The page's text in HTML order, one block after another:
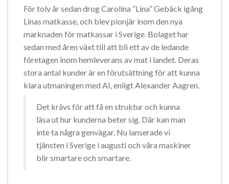
För tolv år sedan drog Carolina ”Lina” Gebäck igång
Linas matkasse, och blev pionjär inom den nya
marknaden för matkassar i Sverige. Bolaget har
sedan med åren växt till att bli ett av de ledande
företagen inom hemleverans av mat i landet. Deras
stora antal kunder är en förutsättning för att kunna
klara utmaningen med AI, enligt Alexander Aagren.
Det krävs för att få en struktur och kunna
läsa ut hur kunderna beter sig. Där kan man
inte ta några genvägar. Nu lanserade vi
tjänsten i Sverige i augusti och våra maskiner
blir smartare och smartare.